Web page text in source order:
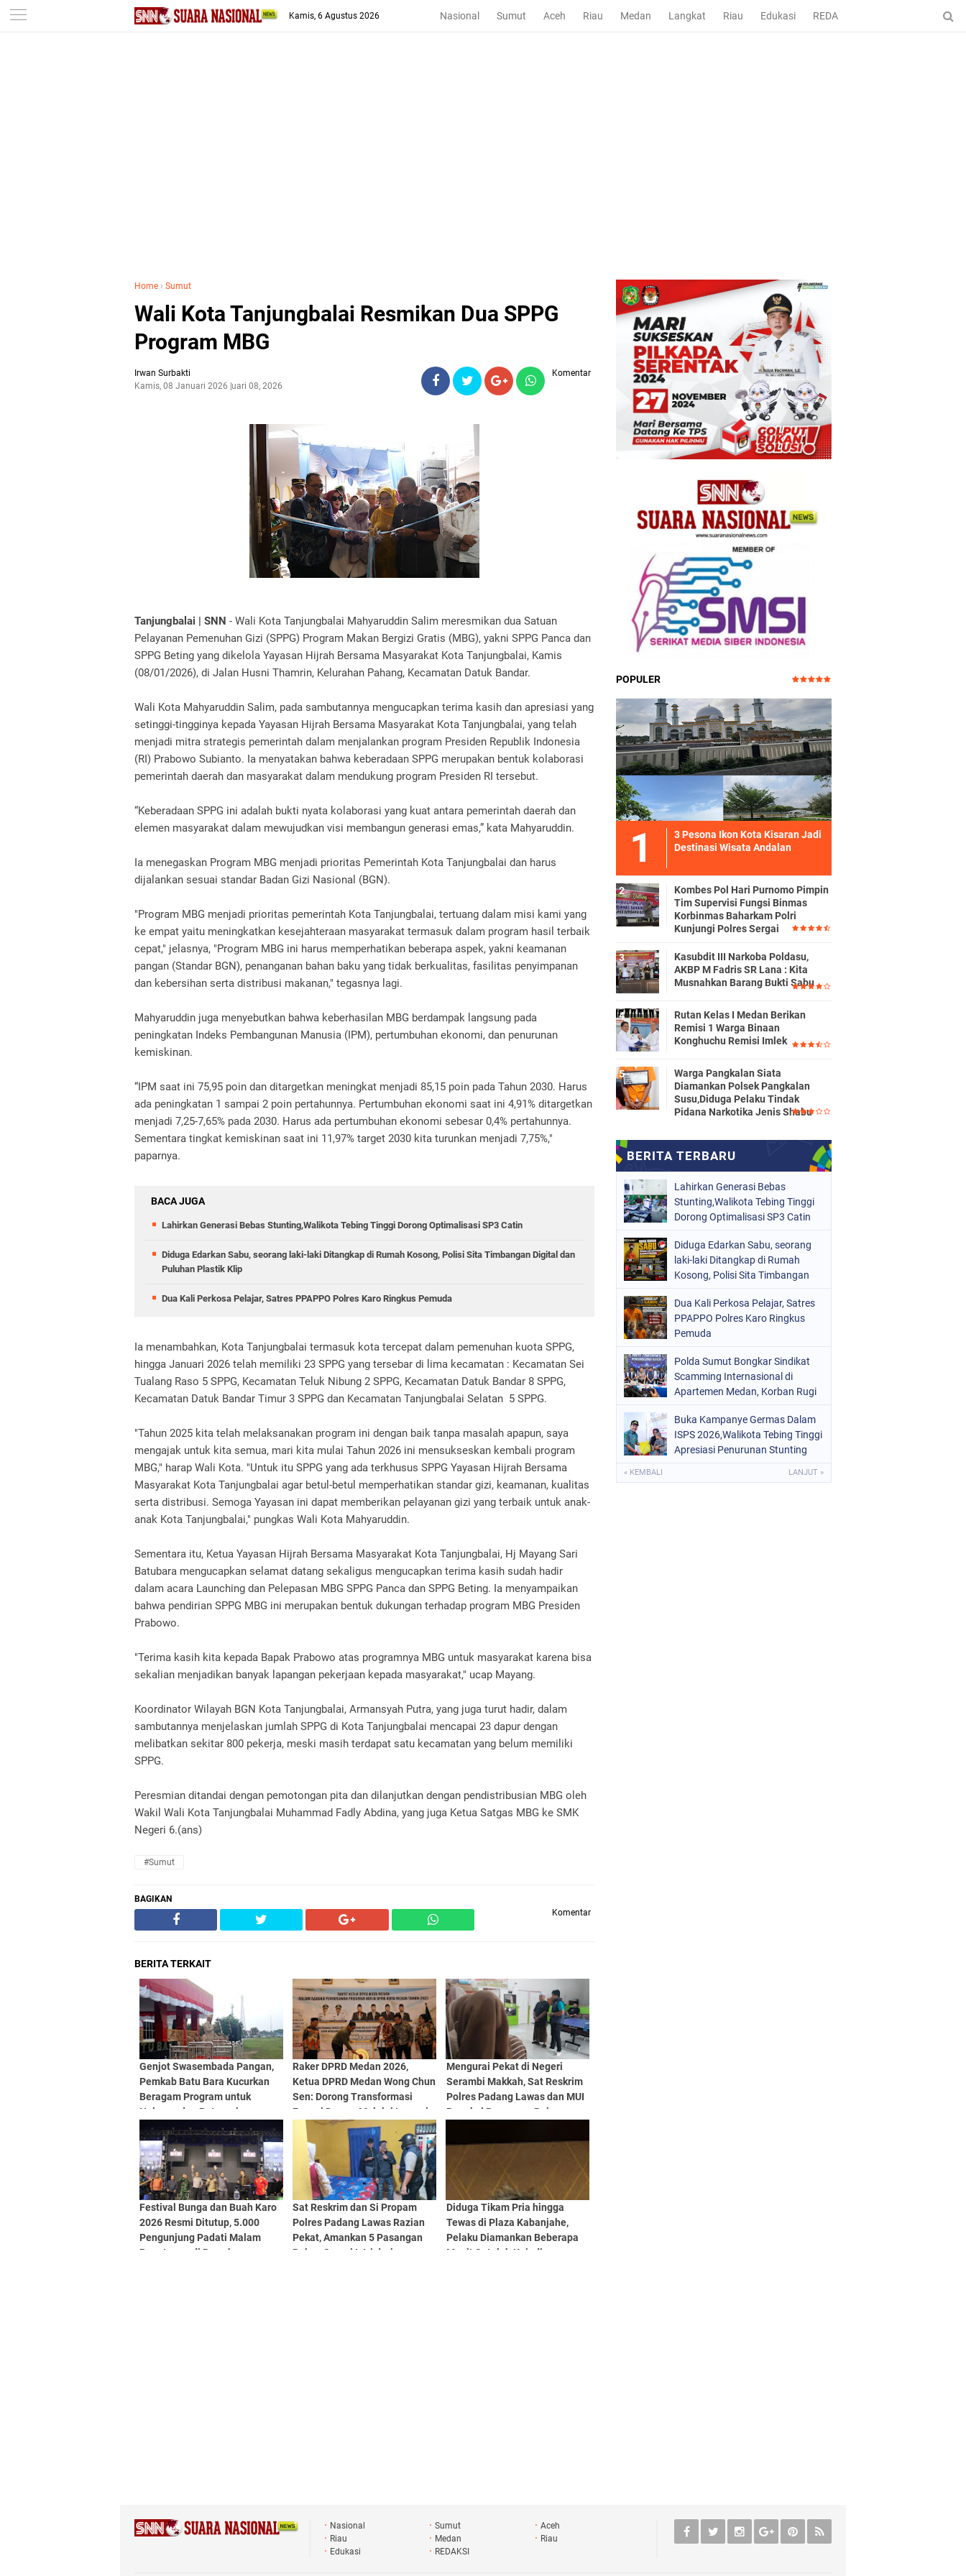
-->
Kamis, 6 Agustus 2026 Nasional Sumut Aceh Riau Medan Langkat Riau Edukasi REDAKSI
Home › Sumut
Wali Kota Tanjungbalai Resmikan Dua SPPG
Program MBG
Irwan Surbakti
Kamis, 08 Januari 2026Januari 08, 2026
Komentar
Tanjungbalai | SNN - Wali Kota Tanjungbalai Mahyaruddin Salim meresmikan dua Satuan
Pelayanan Pemenuhan Gizi (SPPG) Program Makan Bergizi Gratis (MBG), yakni SPPG Panca dan
SPPG Beting yang dikelola Yayasan Hijrah Bersama Masyarakat Kota Tanjungbalai, Kamis
(08/01/2026), di Jalan Husni Thamrin, Kelurahan Pahang, Kecamatan Datuk Bandar.
Wali Kota Mahyaruddin Salim, pada sambutannya mengucapkan terima kasih dan apresiasi yang
setinggi-tingginya kepada Yayasan Hijrah Bersama Masyarakat Kota Tanjungbalai, yang telah
menjadi mitra strategis pemerintah dalam menjalankan program Presiden Republik Indonesia
(RI) Prabowo Subianto. Ia menyatakan bahwa keberadaan SPPG merupakan bentuk kolaborasi
pemerintah daerah dan masyarakat dalam mendukung program Presiden RI tersebut.
“Keberadaan SPPG ini adalah bukti nyata kolaborasi yang kuat antara pemerintah daerah dan
elemen masyarakat dalam mewujudkan visi membangun generasi emas,” kata Mahyaruddin.
Ia menegaskan Program MBG menjadi prioritas Pemerintah Kota Tanjungbalai dan harus
dijalankan sesuai standar Badan Gizi Nasional (BGN).
"Program MBG menjadi prioritas pemerintah Kota Tanjungbalai, tertuang dalam misi kami yang
ke empat yaitu meningkatkan kesejahteraan masyarakat termasuk dalam program hasil terbaik
сераt," jelasnya, "Program MBG ini harus memperhatikan beberapa aspek, yakni keamanan
pangan (Standar BGN), penanganan bahan baku yang tidak berkualitas, fasilitas penyimpanan
dan kebersihan serta distribusi makanan," tegasnya lagi.
Mahyaruddin juga menyebutkan bahwa keberhasilan MBG berdampak langsung pada
peningkatan Indeks Pembangunan Manusia (IPM), pertumbuhan ekonomi, dan penurunan
kemiskinan.
“IPM saat ini 75,95 poin dan ditargetkan meningkat menjadi 85,15 poin pada Tahun 2030. Harus
ada peningkatan 1 sampai 2 poin pertahunnya. Pertumbuhan ekonomi saat ini 4,91% ditargetkan
menjadi 7,25-7,65% pada 2030. Harus ada pertumbuhan ekonomi sebesar 0,4% pertahunnya.
Sementara tingkat kemiskinan saat ini 11,97% target 2030 kita turunkan menjadi 7,75%,"
paparnya.
BACA JUGA
Lahirkan Generasi Bebas Stunting,Walikota Tebing Tinggi Dorong Optimalisasi SP3 Catin
Diduga Edarkan Sabu, seorang laki-laki Ditangkap di Rumah Kosong, Polisi Sita Timbangan Digital dan
Puluhan Plastik Klip
Dua Kali Perkosa Pelajar, Satres PPAPPO Polres Karo Ringkus Pemuda
Ia menambahkan, Kota Tanjungbalai termasuk kota tercepat dalam pemenuhan kuota SPPG,
hingga Januari 2026 telah memiliki 23 SPPG yang tersebar di lima kecamatan : Kecamatan Sei
Tualang Raso 5 SPPG, Kecamatan Teluk Nibung 2 SPPG, Kecamatan Datuk Bandar 8 SPPG,
Kecamatan Datuk Bandar Timur 3 SPPG dan Kecamatan Tanjungbalai Selatan 5 SPPG.
"Tahun 2025 kita telah melaksanakan program ini dengan baik tanpa masalah apapun, saya
mengajak untuk kita semua, mari kita mulai Tahun 2026 ini mensukseskan kembali program
MBG," harap Wali Kota. "Untuk itu SPPG yang ada terkhusus SPPG Yayasan Hijrah Bersama
Masyarakat Kota Tanjungbalai agar betul-betul memperhatikan standar gizi, keamanan, kualitas
serta distribusi. Semoga Yayasan ini dapat memberikan pelayanan gizi yang terbaik untuk anak-
anak Kota Tanjungbalai," pungkas Wali Kota Mahyaruddin.
Sementara itu, Ketua Yayasan Hijrah Bersama Masyarakat Kota Tanjungbalai, Hj Mayang Sari
Batubara mengucapkan selamat datang sekaligus mengucapkan terima kasih sudah hadir
dalam acara Launching dan Pelepasan MBG SPPG Panca dan SPPG Beting. Ia menyampaikan
bahwa pendirian SPPG MBG ini merupakan bentuk dukungan terhadap program MBG Presiden
Prabowo.
"Terima kasih kita kepada Bapak Prabowo atas programnya MBG untuk masyarakat karena bisa
sekalian menjadikan banyak lapangan pekerjaan kepada masyarakat," ucap Mayang.
Koordinator Wilayah BGN Kota Tanjungbalai, Armansyah Putra, yang juga turut hadir, dalam
sambutannya menjelaskan jumlah SPPG di Kota Tanjungbalai mencapai 23 dapur dengan
melibatkan sekitar 800 pekerja, meski masih terdapat satu kecamatan yang belum memiliki
SPPG.
Peresmian ditandai dengan pemotongan pita dan dilanjutkan dengan pendistribusian MBG oleh
Wakil Wali Kota Tanjungbalai Muhammad Fadly Abdina, yang juga Ketua Satgas MBG ke SMK
Negeri 6.(ans)
#Sumut
BAGIKAN
Komentar
BERITA TERKAIT
Genjot Swasembada Pangan,
Pemkab Batu Bara Kucurkan
Beragam Program untuk
Nelayan dan Peternak
Raker DPRD Medan 2026,
Ketua DPRD Medan Wong Chun
Sen: Dorong Transformasi
Fungsi Dewan Melalui Inovasi
dan Digitalisasi
Mengurai Pekat di Negeri
Serambi Makkah, Sat Reskrim
Polres Padang Lawas dan MUI
Rangkul Pasangan Bukan
Festival Bunga dan Buah Karo
2026 Resmi Ditutup, 5.000
Pengunjung Padati Malam
Penutupan di Bawah
Sat Reskrim dan Si Propam
Polres Padang Lawas Razian
Pekat, Amankan 5 Pasangan
Bukan Suami Istri dari
Diduga Tikam Pria hingga
Tewas di Plaza Kabanjahe,
Pelaku Diamankan Beberapa
Menit Setelah Kejadian
POPULER
3 Pesona Ikon Kota Kisaran Jadi
Destinasi Wisata Andalan
Kombes Pol Hari Purnomo Pimpin
Tim Supervisi Fungsi Binmas
Korbinmas Baharkam Polri
Kunjungi Polres Sergai
Kasubdit III Narkoba Poldasu,
AKBP M Fadris SR Lana : Kita
Musnahkan Barang Bukti Sabu
Rutan Kelas I Medan Berikan
Remisi 1 Warga Binaan
Konghuchu Remisi Imlek
Warga Pangkalan Siata
Diamankan Polsek Pangkalan
Susu,Diduga Pelaku Tindak
Pidana Narkotika Jenis Shabu
Lahirkan Generasi Bebas
Stunting,Walikota Tebing Tinggi
Dorong Optimalisasi SP3 Catin
Diduga Edarkan Sabu, seorang
laki-laki Ditangkap di Rumah
Kosong, Polisi Sita Timbangan
Dua Kali Perkosa Pelajar, Satres
PPAPPO Polres Karo Ringkus
Pemuda
Polda Sumut Bongkar Sindikat
Scamming Internasional di
Apartemen Medan, Korban Rugi
Buka Kampanye Germas Dalam
ISPS 2026,Walikota Tebing Tinggi
Apresiasi Penurunan Stunting
« KEMBALI LANJUT »
Nasional Sumut
Aceh
Riau
Medan
Riau
Edukasi
REDAKSI